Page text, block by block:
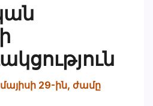
29-ին, ժամը